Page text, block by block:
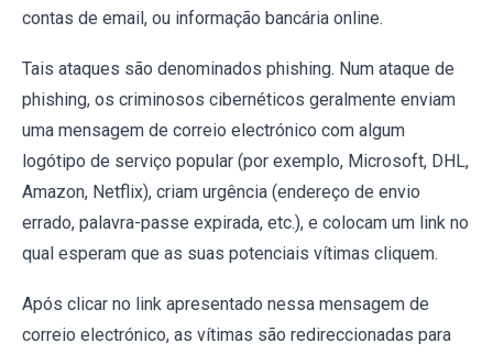
contas de email, ou informação bancária online.
Tais ataques são denominados phishing. Num ataque de
phishing, os criminosos cibernéticos geralmente enviam
uma mensagem de correio electrónico com algum
logótipo de serviço popular (por exemplo, Microsoft, DHL,
Amazon, Netflix), criam urgência (endereço de envio
errado, palavra-passe expirada, etc.), e colocam um link no
qual esperam que as suas potenciais vítimas cliquem.
Após clicar no link apresentado nessa mensagem de
correio electrónico, as vítimas são redireccionadas para